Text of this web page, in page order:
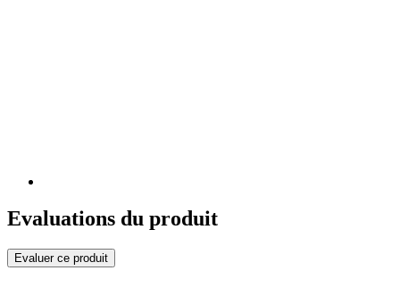
Evaluations du produit
Evaluer ce produit